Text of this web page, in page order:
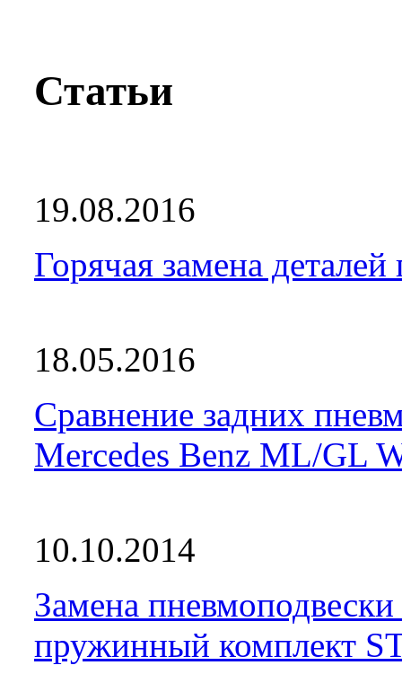
Статьи
19.08.2016
Горячая замена
18.05.2016
Сравнение задних
Mercedes Benz ML/GL
10.10.2014
Замена
пружинный комплект